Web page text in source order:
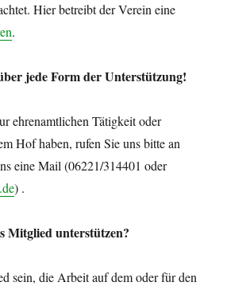
Hier betreibt der Verein eine
.
jede Form der Unterstützung!
ehrenamtlichen Tätigkeit oder
Hof haben, rufen Sie uns bitte an
eine Mail (06221/314401 oder
) .
Mitglied unterstützen?
sein, die Arbeit auf dem oder für den